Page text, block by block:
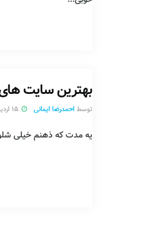
بهترین سایت
توسط احمدرضا ایمانی
یه مدت که ذهنم خیلی